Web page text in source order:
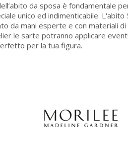
da sposa è fondamentale
unico ed indimenticabile.
da mani esperte e con materiali di
le sarte potranno applicare
per la tua figura.